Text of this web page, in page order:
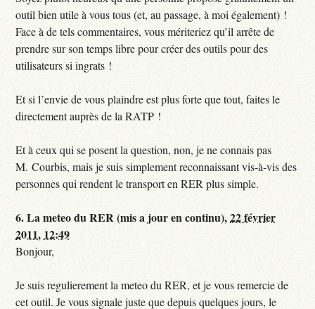
outil bien utile à vous tous (et, au passage, à moi également) !
Face à de tels commentaires, vous mériteriez qu’il arrête de
prendre sur son temps libre pour créer des outils pour des
utilisateurs si ingrats !
Et si l’envie de vous plaindre est plus forte que tout, faites le
directement auprès de la RATP !
Et à ceux qui se posent la question, non, je ne connais pas
M. Courbis, mais je suis simplement reconnaissant vis-à-vis des
personnes qui rendent le transport en RER plus simple.
6.La meteo du RER (mis a jour en continu),22 février
2011, 12:49
Bonjour,
Je suis regulierement la meteo du RER, et je vous remercie de
cet outil. Je vous signale juste que depuis quelques jours, le